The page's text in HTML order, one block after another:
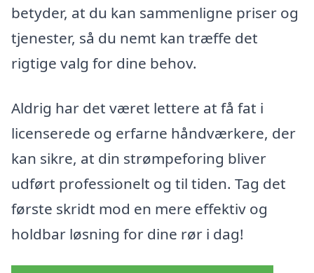
betyder, at du kan sammenligne priser og
tjenester, så du nemt kan træffe det
rigtige valg for dine behov.
Aldrig har det været lettere at få fat i
licenserede og erfarne håndværkere, der
kan sikre, at din strømpeforing bliver
udført professionelt og til tiden. Tag det
første skridt mod en mere effektiv og
holdbar løsning for dine rør i dag!